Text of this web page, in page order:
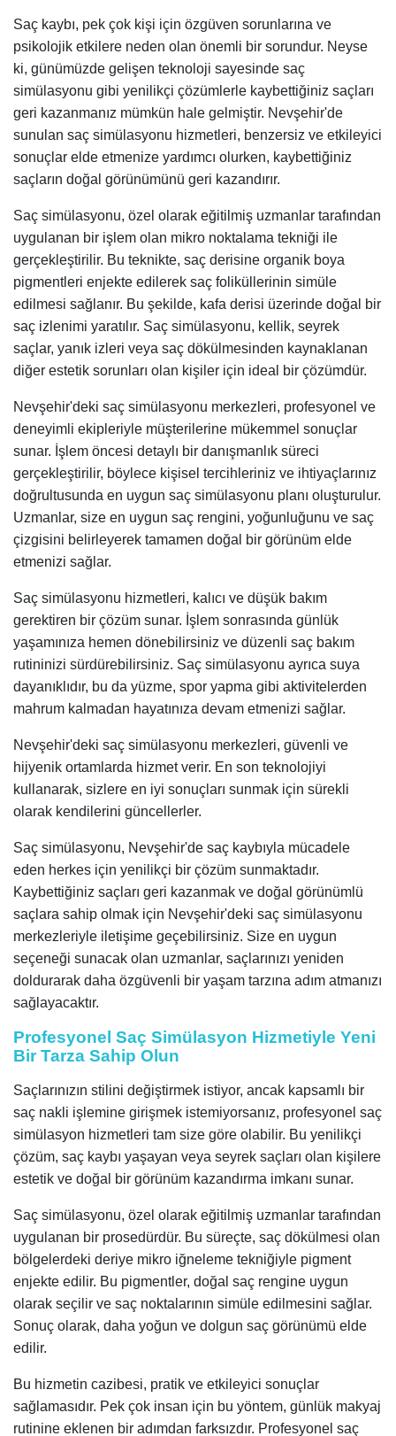
Saç kaybı, pek çok kişi için özgüven sorunlarına ve
psikolojik etkilere neden olan önemli bir sorundur. Neyse
ki, günümüzde gelişen teknoloji sayesinde saç
simülasyonu gibi yenilikçi çözümlerle kaybettiğiniz saçları
geri kazanmanız mümkün hale gelmiştir. Nevşehir'de
sunulan saç simülasyonu hizmetleri, benzersiz ve etkileyici
sonuçlar elde etmenize yardımcı olurken, kaybettiğiniz
saçların doğal görünümünü geri kazandırır.
Saç simülasyonu, özel olarak eğitilmiş uzmanlar tarafından
uygulanan bir işlem olan mikro noktalama tekniği ile
gerçekleştirilir. Bu teknikte, saç derisine organik boya
pigmentleri enjekte edilerek saç foliküllerinin simüle
edilmesi sağlanır. Bu şekilde, kafa derisi üzerinde doğal bir
saç izlenimi yaratılır. Saç simülasyonu, kellik, seyrek
saçlar, yanık izleri veya saç dökülmesinden kaynaklanan
diğer estetik sorunları olan kişiler için ideal bir çözümdür.
Nevşehir'deki saç simülasyonu merkezleri, profesyonel ve
deneyimli ekipleriyle müşterilerine mükemmel sonuçlar
sunar. İşlem öncesi detaylı bir danışmanlık süreci
gerçekleştirilir, böylece kişisel tercihleriniz ve ihtiyaçlarınız
doğrultusunda en uygun saç simülasyonu planı oluşturulur.
Uzmanlar, size en uygun saç rengini, yoğunluğunu ve saç
çizgisini belirleyerek tamamen doğal bir görünüm elde
etmenizi sağlar.
Saç simülasyonu hizmetleri, kalıcı ve düşük bakım
gerektiren bir çözüm sunar. İşlem sonrasında günlük
yaşamınıza hemen dönebilirsiniz ve düzenli saç bakım
rutininizi sürdürebilirsiniz. Saç simülasyonu ayrıca suya
dayanıklıdır, bu da yüzme, spor yapma gibi aktivitelerden
mahrum kalmadan hayatınıza devam etmenizi sağlar.
Nevşehir'deki saç simülasyonu merkezleri, güvenli ve
hijyenik ortamlarda hizmet verir. En son teknolojiyi
kullanarak, sizlere en iyi sonuçları sunmak için sürekli
olarak kendilerini güncellerler.
Saç simülasyonu, Nevşehir'de saç kaybıyla mücadele
eden herkes için yenilikçi bir çözüm sunmaktadır.
Kaybettiğiniz saçları geri kazanmak ve doğal görünümlü
saçlara sahip olmak için Nevşehir'deki saç simülasyonu
merkezleriyle iletişime geçebilirsiniz. Size en uygun
seçeneği sunacak olan uzmanlar, saçlarınızı yeniden
doldurarak daha özgüvenli bir yaşam tarzına adım atmanızı
sağlayacaktır.
Profesyonel Saç Simülasyon Hizmetiyle Yeni
Bir Tarza Sahip Olun
Saçlarınızın stilini değiştirmek istiyor, ancak kapsamlı bir
saç nakli işlemine girişmek istemiyorsanız, profesyonel saç
simülasyon hizmetleri tam size göre olabilir. Bu yenilikçi
çözüm, saç kaybı yaşayan veya seyrek saçları olan kişilere
estetik ve doğal bir görünüm kazandırma imkanı sunar.
Saç simülasyonu, özel olarak eğitilmiş uzmanlar tarafından
uygulanan bir prosedürdür. Bu süreçte, saç dökülmesi olan
bölgelerdeki deriye mikro iğneleme tekniğiyle pigment
enjekte edilir. Bu pigmentler, doğal saç rengine uygun
olarak seçilir ve saç noktalarının simüle edilmesini sağlar.
Sonuç olarak, daha yoğun ve dolgun saç görünümü elde
edilir.
Bu hizmetin cazibesi, pratik ve etkileyici sonuçlar
sağlamasıdır. Pek çok insan için bu yöntem, günlük makyaj
rutinine eklenen bir adımdan farksızdır. Profesyonel saç